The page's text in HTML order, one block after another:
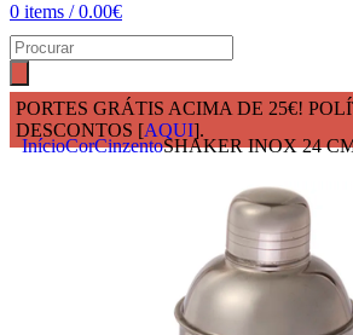
0 items / 0.00€
PORTES GRÁTIS ACIMA DE 25€!
DESCONTOS [AQUI].
InícioCorCinzentoSHAKER INOX 24